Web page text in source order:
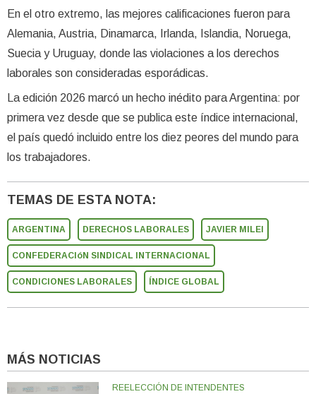
En el otro extremo, las mejores calificaciones fueron para
Alemania, Austria, Dinamarca, Irlanda, Islandia, Noruega,
Suecia y Uruguay, donde las violaciones a los derechos
laborales son consideradas esporádicas.
La edición 2026 marcó un hecho inédito para Argentina: por
primera vez desde que se publica este índice internacional,
el país quedó incluido entre los diez peores del mundo para
los trabajadores.
TEMAS DE ESTA NOTA:
ARGENTINA DERECHOS LABORALES JAVIER MILEI
CONFEDERACIóN SINDICAL INTERNACIONAL
CONDICIONES LABORALES ÍNDICE GLOBAL
MÁS NOTICIAS
REELECCIÓN DE INTENDENTES